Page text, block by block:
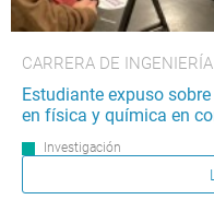
CARRERA DE
Estudiante expuso
en física y química en
Investigación